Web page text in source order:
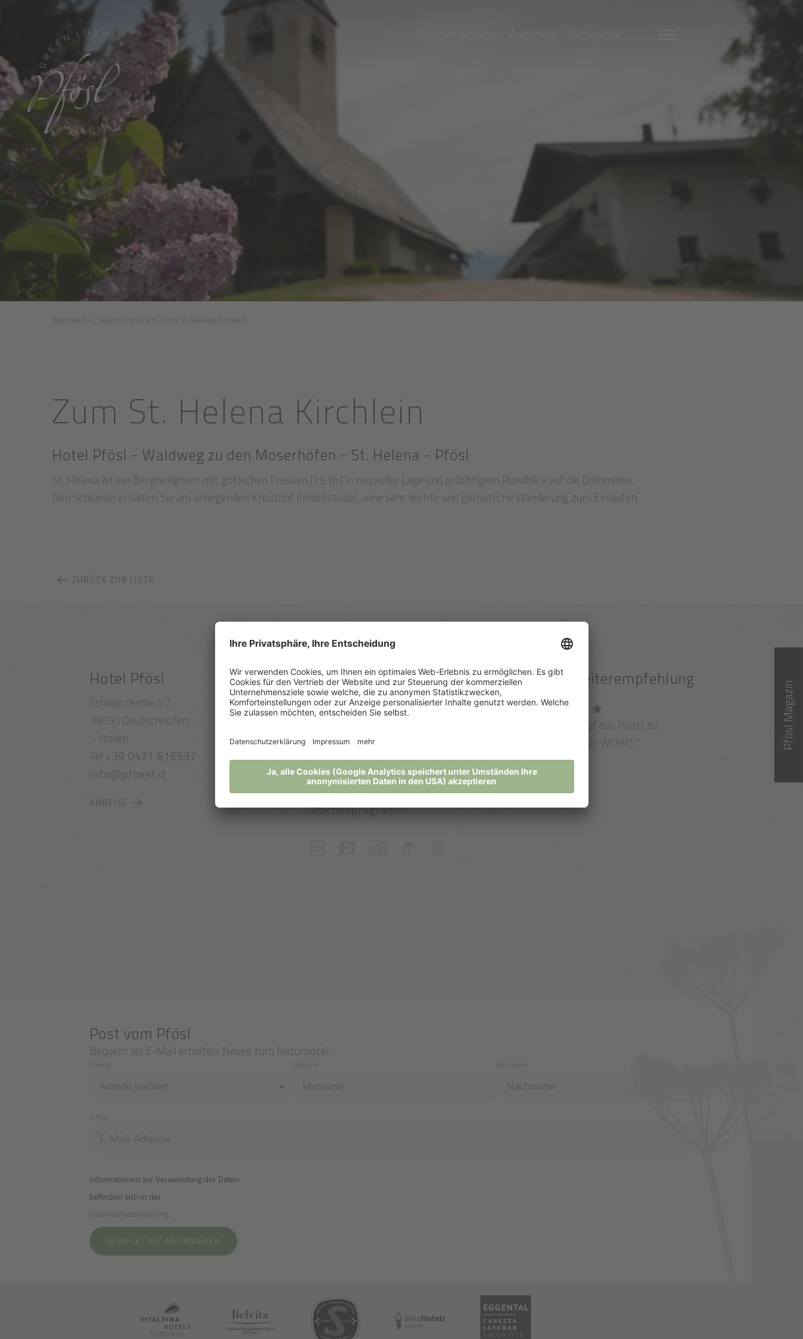
Startseite . Wandertouren . Zum St. Helena Kirchlein
Zum St. Helena Kirchlein
Hotel Pfösl - Waldweg zu den Moserhöfen - St. Helena - Pfösl
St. Helena ist ein Bergheiligtum mit gotischen Fresken (15. Jh.) in reizvoller Lage und prächtigem Rundblick auf die Dolomiten.
Den Schlüssel erhalten Sie am anliegenden Kreuzhof (Imbißstube)....eine sehr leichte und gemütliche Wanderung zum Einlaufen.
ZURÜCK ZUR LISTE
Pfösl Magazin
Hotel Pfösl
Schwarzenbach 2
39050 Deutschnofen
- Italien
Tel +39 0471 616537
info@pfoesl.it
ANREISE
Links
Presse
Auszeichnungen
Jobs-Pfösl Circle
Social Wall
Tageswetter
Unsere Partner
Wochenprogramm
100% Weiterempfehlung
“Du fährst auf das Hotel zu
und denkst dir: WOW!!!”
Post vom Pfösl
Bequem als E-Mail erhalten: Neues zum Naturhotel.
Anrede Nachname
E-Mail
Informationen zur Verwendung der Daten
befinden sich in der
Datenschutzerklärung.
NEWSLETTER ABONNIEREN